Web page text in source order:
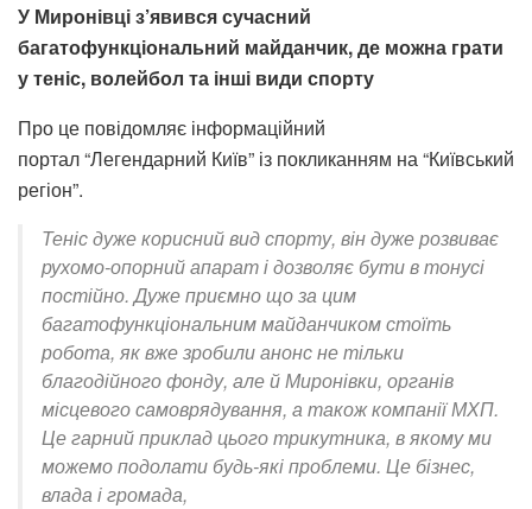
У Миронівці з’явився сучасний
багатофункціональний майданчик, де можна грати
у теніс, волейбол та інші види спорту
Про це повідомляє інформаційний
портал “Легендарний Київ” із покликанням на “Київський
регіон”.
Теніс дуже корисний вид спорту, він дуже розвиває
рухомо-опорний апарат і дозволяє бути в тонусі
постійно. Дуже приємно що за цим
багатофункціональним майданчиком стоїть
робота, як вже зробили анонс не тільки
благодійного фонду, але й Миронівки, органів
місцевого самоврядування, а також компанії МХП.
Це гарний приклад цього трикутника, в якому ми
можемо подолати будь-які проблеми. Це бізнес,
влада і громада,